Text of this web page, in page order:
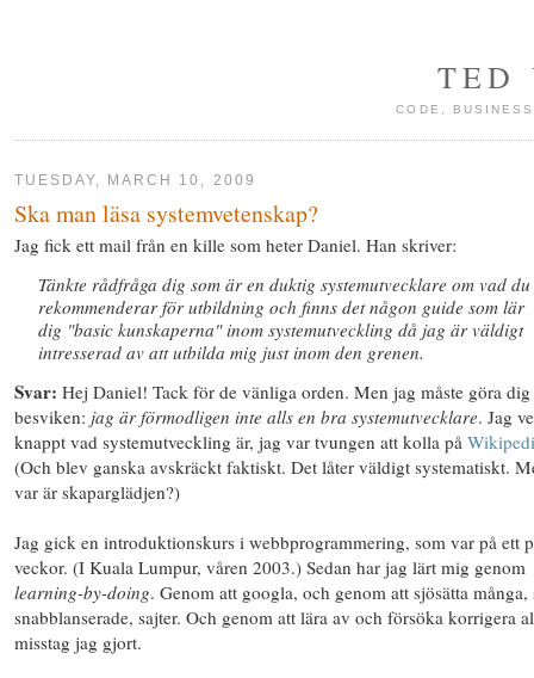
TED
CODE,
TUESDAY, MARCH 10, 2009
Ska man läsa systemvetenskap?
Jag fick ett mail från en kille som heter Daniel. Han skriver:
Tänkte rådfråga dig som är en duktig systemutvecklare om vad du
rekommenderar för utbildning och finns det någon guide som lär
dig "basic kunskaperna" inom systemutveckling då jag är väldigt
intresserad av att utbilda mig just inom den grenen.
Svar: Hej Daniel! Tack för de vänliga orden. Men jag måste göra
besviken: jag är förmodligen inte alls en bra systemutvecklare. Jag
knappt vad systemutveckling är, jag var tvungen att kolla på
(Och blev ganska avskräckt faktiskt. Det låter väldigt systematiskt.
var är skaparglädjen?)
Jag gick en introduktionskurs i webbprogrammering, som var på ett
veckor. (I Kuala Lumpur, våren 2003.) Sedan har jag lärt mig genom
learning-by-doing. Genom att googla, och genom att sjösätta många,
snabblanserade, sajter. Och genom att lära av och försöka korrigera
misstag jag gjort.